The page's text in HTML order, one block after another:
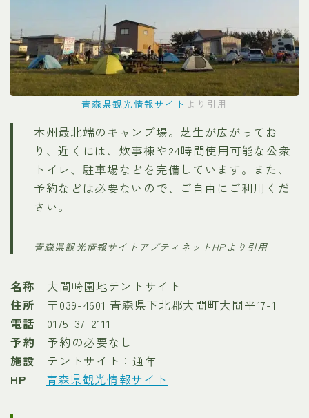
青森県観光情報サイト より引用
本州最北端のキャンプ場。芝生が広がってお
り、近くには、炊事棟や24時間使用可能な公衆
トイレ、駐車場などを完備しています。また、
予約などは必要ないので、ご自由にご利用くだ
さい。
青森県観光情報サイトアプティネットHPより引用
名称 大間崎園地テントサイト
住所 〒039-4601 青森県下北郡大間町大間平17-1
電話 0175-37-2111
予約 予約の必要なし
施設 テントサイト：通年
HP
青森県観光情報サイト